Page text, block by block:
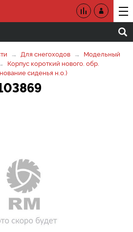
Для снегоходов
Модельный
Корпус короткий нового. обр.
сиденья н.о.)